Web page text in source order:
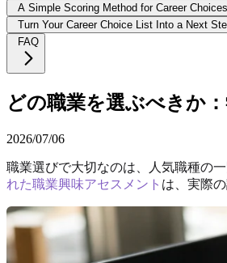
A Simple Scoring Method for Career Choices
Turn Your Career Choice List Into a Next
FAQ
どの職業を選ぶべきか
2026/07/06
職業選びで大切なのは、人気職種の
れた職業興味アセスメント は、実際